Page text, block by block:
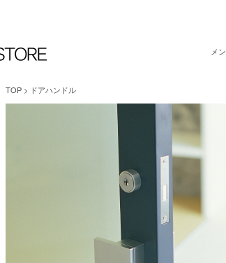
メ
TOP > ドアハンドル